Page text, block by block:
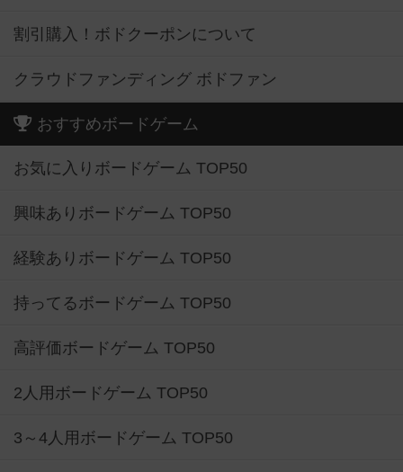
割引購入！ボドクーポンについて
クラウドファンディング ボドファン
おすすめボードゲーム
お気に入りボードゲーム TOP50
興味ありボードゲーム TOP50
経験ありボードゲーム TOP50
持ってるボードゲーム TOP50
高評価ボードゲーム TOP50
2人用ボードゲーム TOP50
3～4人用ボードゲーム TOP50